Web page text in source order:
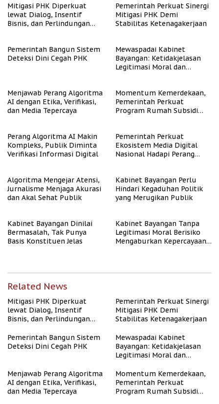
Mitigasi PHK Diperkuat
lewat Dialog, Insentif
Bisnis, dan Perlindungan
Pemerintah Perkuat Sinergi
Mitigasi PHK Demi
Stabilitas Ketenagakerjaan
Pemerintah Bangun Sistem
Deteksi Dini Cegah PHK
Mewaspadai Kabinet
Bayangan: Ketidakjelasan
Legitimasi Moral dan
Menjawab Perang Algoritma
AI dengan Etika, Verifikasi,
dan Media Tepercaya
Momentum Kemerdekaan,
Pemerintah Perkuat
Program Rumah Subsidi
Perang Algoritma AI Makin
Kompleks, Publik Diminta
Verifikasi Informasi Digital
Pemerintah Perkuat
Ekosistem Media Digital
Nasional Hadapi Perang
Algoritma Mengejar Atensi,
Jurnalisme Menjaga Akurasi
dan Akal Sehat Publik
Kabinet Bayangan Perlu
Hindari Kegaduhan Politik
yang Merugikan Publik
Kabinet Bayangan Dinilai
Bermasalah, Tak Punya
Basis Konstituen Jelas
Kabinet Bayangan Tanpa
Legitimasi Moral Berisiko
Mengaburkan Kepercayaan
Related News
Mitigasi PHK Diperkuat
lewat Dialog, Insentif
Bisnis, dan Perlindungan
Pemerintah Perkuat Sinergi
Mitigasi PHK Demi
Stabilitas Ketenagakerjaan
Pemerintah Bangun Sistem
Deteksi Dini Cegah PHK
Mewaspadai Kabinet
Bayangan: Ketidakjelasan
Legitimasi Moral dan
Menjawab Perang Algoritma
AI dengan Etika, Verifikasi,
dan Media Tepercaya
Momentum Kemerdekaan,
Pemerintah Perkuat
Program Rumah Subsidi